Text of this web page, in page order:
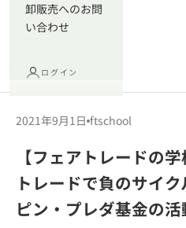
卸販売へのお問
い合わせ
ログイン
2021年9月1日 ftschool
【フェアトレードの
トレードで負のサイ
ピン・プレダ基金の活